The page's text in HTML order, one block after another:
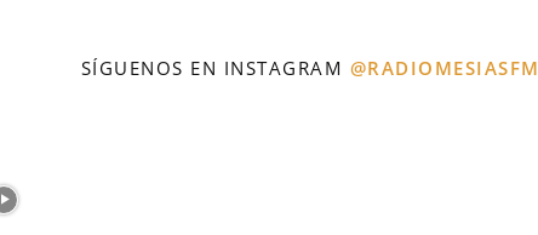
SÍGUENOS EN INSTAGRAM @RADIOMESIASFM